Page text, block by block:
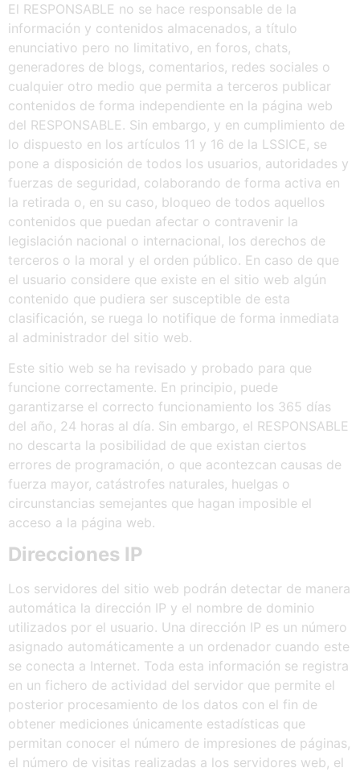
El RESPONSABLE no se hace responsable de la
información y contenidos almacenados, a título
enunciativo pero no limitativo, en foros, chats,
generadores de blogs, comentarios, redes sociales o
cualquier otro medio que permita a terceros publicar
contenidos de forma independiente en la página web
del RESPONSABLE. Sin embargo, y en cumplimiento de
lo dispuesto en los artículos 11 y 16 de la LSSICE, se
pone a disposición de todos los usuarios, autoridades y
fuerzas de seguridad, colaborando de forma activa en
la retirada o, en su caso, bloqueo de todos aquellos
contenidos que puedan afectar o contravenir la
legislación nacional o internacional, los derechos de
terceros o la moral y el orden público. En caso de que
el usuario considere que existe en el sitio web algún
contenido que pudiera ser susceptible de esta
clasificación, se ruega lo notifique de forma inmediata
al administrador del sitio web.
Este sitio web se ha revisado y probado para que
funcione correctamente. En principio, puede
garantizarse el correcto funcionamiento los 365 días
del año, 24 horas al día. Sin embargo, el RESPONSABLE
no descarta la posibilidad de que existan ciertos
errores de programación, o que acontezcan causas de
fuerza mayor, catástrofes naturales, huelgas o
circunstancias semejantes que hagan imposible el
acceso a la página web.
Direcciones IP
Los servidores del sitio web podrán detectar de manera
automática la dirección IP y el nombre de dominio
utilizados por el usuario. Una dirección IP es un número
asignado automáticamente a un ordenador cuando este
se conecta a Internet. Toda esta información se registra
en un fichero de actividad del servidor que permite el
posterior procesamiento de los datos con el fin de
obtener mediciones únicamente estadísticas que
permitan conocer el número de impresiones de páginas,
el número de visitas realizadas a los servidores web, el